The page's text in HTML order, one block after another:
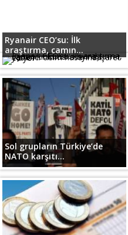
Ryanair CEO’su: İlk
araştırma, camın...
Sol grupların Türkiye’de
NATO karşıtı...